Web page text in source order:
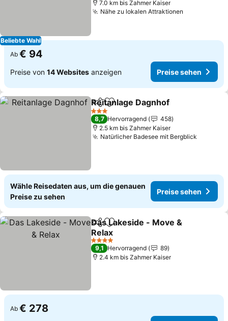
Beliebte Wahl
7.0 km bis Zahmer Kaiser
Nähe zu lokalen Attraktionen
Ab € 94
Preise von 14 Websites anzeigen Preise sehen
TeilenZu Favoriten hinzufügen
Reitanlage Dagnhof
3 Sterne
8,7 Hervorragend
458
2.5 km bis Zahmer Kaiser
Natürlicher Badesee mit Bergblick
Wähle Reisedaten aus, um die genauen
Preise zu sehen
Preise sehen
TeilenZu Favoriten hinzufügen
Das Lakeside - Move &
Relax
Preise sehen
4 Sterne
9,1 Hervorragend
89
2.4 km bis Zahmer Kaiser
Ab € 278